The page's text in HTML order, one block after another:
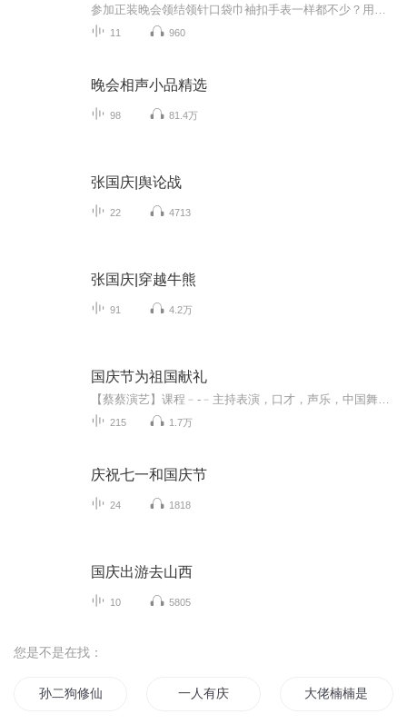
11 960
晚会相声小品精选
98 81.4万
张国庆|舆论战
22 4713
张国庆|穿越牛熊
91 4.2万
国庆节为祖国献礼
215 1.7万
庆祝七一和国庆节
24 1818
国庆出游去山西
10 5805
您是不是在找：
孙二狗修仙记 一人有庆 大佬楠楠是团宠